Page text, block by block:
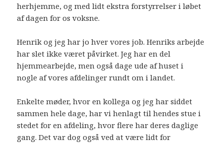
herhjemme, og med lidt ekstra forstyrrelser i løbet
af dagen for os voksne.
Henrik og jeg har jo hver vores job. Henriks arbejde
har slet ikke været påvirket. Jeg har en del
hjemmearbejde, men også dage ude af huset i
nogle af vores afdelinger rundt om i landet.
Enkelte møder, hvor en kollega og jeg har siddet
sammen hele dage, har vi henlagt til hendes stue i
stedet for en afdeling, hvor flere har deres daglige
gang. Det var dog også ved at være lidt for